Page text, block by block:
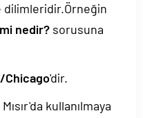
nedir? sorusuna
Chicago'dir.
kullanılmaya